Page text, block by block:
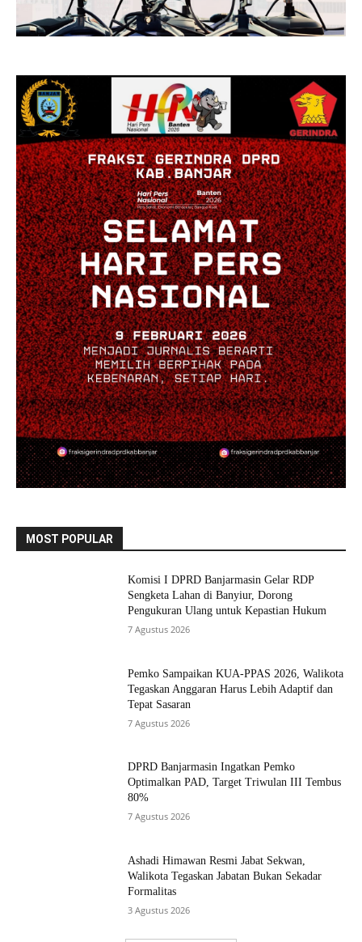
MOST POPULAR
Komisi I DPRD Banjarmasin Gelar RDP
Sengketa Lahan di Banyiur, Dorong
Pengukuran Ulang untuk Kepastian Hukum
7 Agustus 2026
Pemko Sampaikan KUA-PPAS 2026, Walikota
Tegaskan Anggaran Harus Lebih Adaptif dan
Tepat Sasaran
7 Agustus 2026
DPRD Banjarmasin Ingatkan Pemko
Optimalkan PAD, Target Triwulan III Tembus
80%
7 Agustus 2026
Ashadi Himawan Resmi Jabat Sekwan,
Walikota Tegaskan Jabatan Bukan Sekadar
Formalitas
3 Agustus 2026